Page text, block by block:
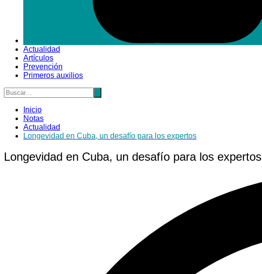
Actualidad
Artículos
Prevención
Primeros auxilios
Inicio
Notas
Actualidad
Longevidad en Cuba, un desafío para los expertos
Longevidad en Cuba, un desafío para los expertos